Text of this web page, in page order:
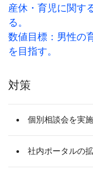
産休・育児に関す
る。
数値目標：男性の
を目指す。
対策
個別相談会を実施
社内ポータルの